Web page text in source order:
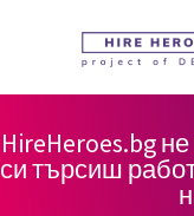
HireHeroes.bg
си търсиш